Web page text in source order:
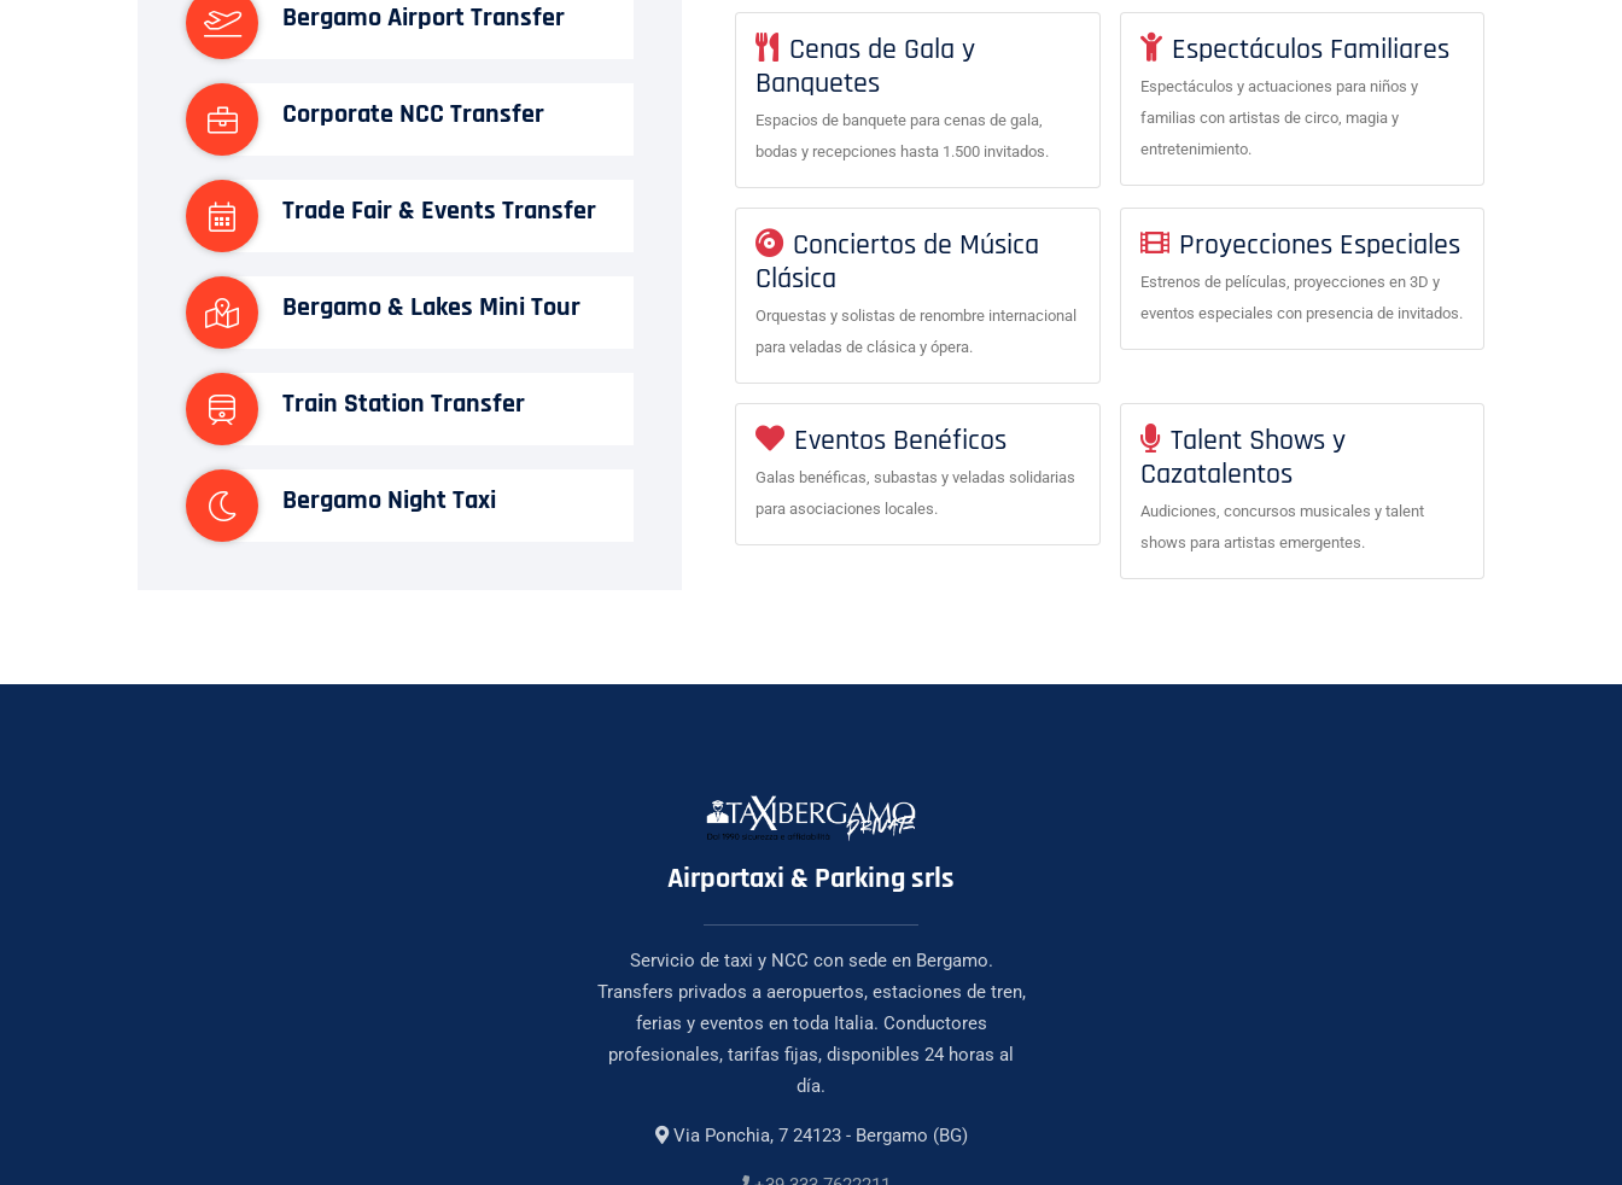
Bergamo Airport Transfer
Corporate NCC Transfer
Trade Fair & Events Transfer
Bergamo & Lakes Mini Tour
Train Station Transfer
Bergamo Night Taxi
Cenas de Gala y
Banquetes
Espacios de banquete para cenas de gala,
bodas y recepciones hasta 1.500 invitados.
Espectáculos Familiares
Espectáculos y actuaciones para niños y
familias con artistas de circo, magia y
entretenimiento.
Conciertos de Música
Clásica
Orquestas y solistas de renombre internacional
para veladas de clásica y ópera.
Proyecciones Especiales
Estrenos de películas, proyecciones en 3D y
eventos especiales con presencia de invitados.
Eventos Benéficos
Galas benéficas, subastas y veladas solidarias
para asociaciones locales.
Talent Shows y
Cazatalentos
Audiciones, concursos musicales y talent
shows para artistas emergentes.
Airportaxi & Parking srls
Servicio de taxi y NCC con sede en Bergamo.
Transfers privados a aeropuertos, estaciones de tren,
ferias y eventos en toda Italia. Conductores
profesionales, tarifas fijas, disponibles 24 horas al
día.
Via Ponchia, 7 24123 - Bergamo (BG)